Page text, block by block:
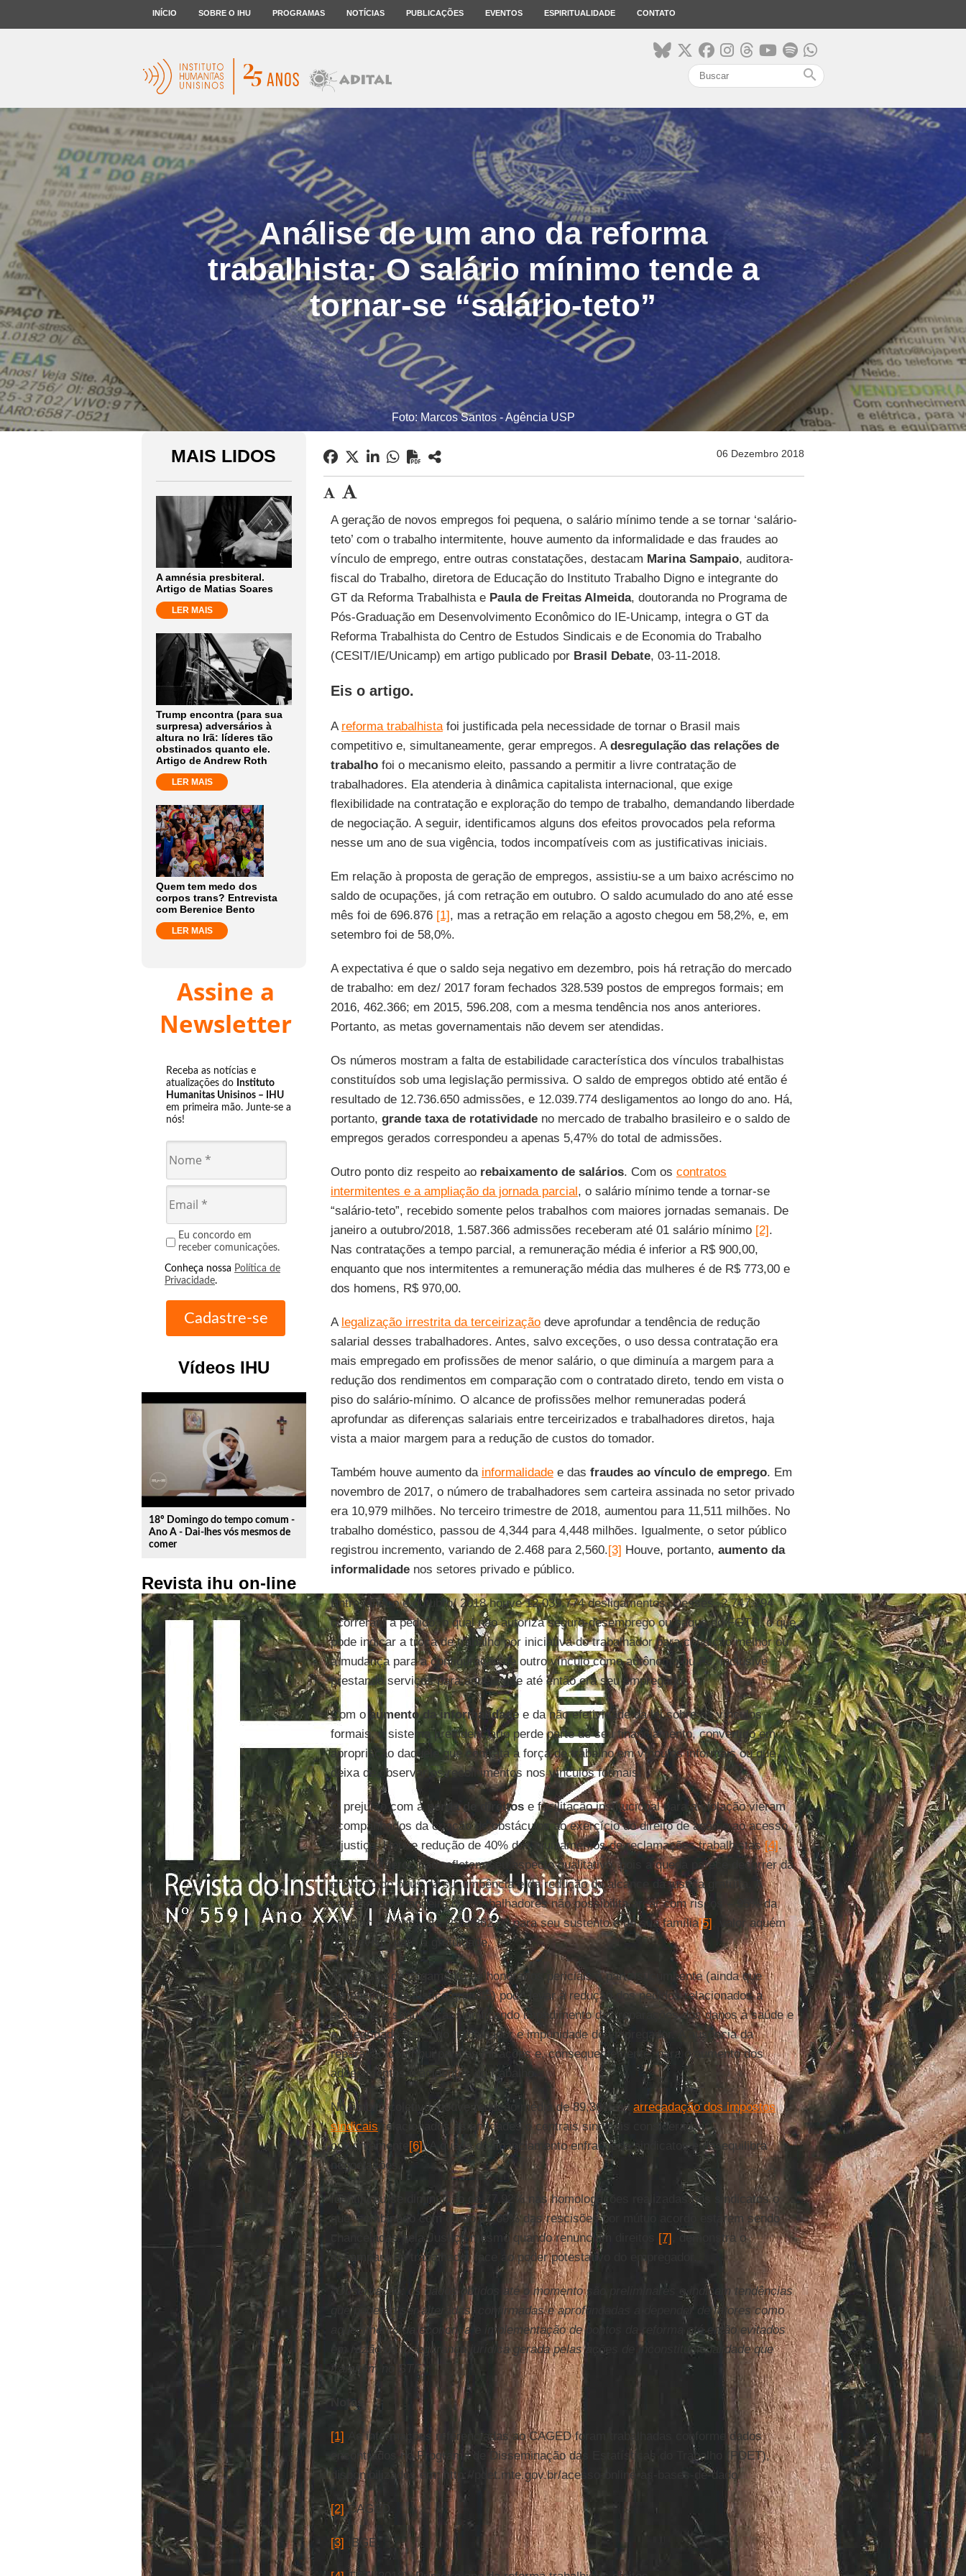
INÍCIO SOBRE O IHU PROGRAMAS NOTÍCIAS PUBLICAÇÕES EVENTOS ESPIRITUALIDADE CONTATO
search
Análise de um ano da reforma
trabalhista: O salário mínimo tende a
tornar-se “salário-teto”
Foto: Marcos Santos - Agência USP
MAIS LIDOS
A amnésia presbiteral.
Artigo de Matias Soares
LER MAIS
Trump encontra (para sua
surpresa) adversários à
altura no Irã: líderes tão
obstinados quanto ele.
Artigo de Andrew Roth
LER MAIS
Quem tem medo dos
corpos trans? Entrevista
com Berenice Bento
LER MAIS
Assine a
Newsletter
Receba as notícias e
atualizações do Instituto
Humanitas Unisinos – IHU
em primeira mão. Junte-se a
nós!
Eu concordo em
receber comunicações.
Conheça nossa Política de
Privacidade.
Vídeos IHU
play_circle_outline
18º Domingo do tempo comum -
Ano A - Dai-lhes vós mesmos de
comer
Revista ihu on-line
06 Dezembro 2018
A geração de novos empregos foi pequena, o salário mínimo tende a se tornar ‘salário-
teto’ com o trabalho intermitente, houve aumento da informalidade e das fraudes ao
vínculo de emprego, entre outras constatações, destacam Marina Sampaio, auditora-
fiscal do Trabalho, diretora de Educação do Instituto Trabalho Digno e integrante do
GT da Reforma Trabalhista e Paula de Freitas Almeida, doutoranda no Programa de
Pós-Graduação em Desenvolvimento Econômico do IE-Unicamp, integra o GT da
Reforma Trabalhista do Centro de Estudos Sindicais e de Economia do Trabalho
(CESIT/IE/Unicamp) em artigo publicado por Brasil Debate, 03-11-2018.
Eis o artigo.
A reforma trabalhistafoi justificada pela necessidade de tornar o Brasil mais
competitivo e, simultaneamente, gerar empregos. Adesregulação das relações de
trabalhofoi o mecanismo eleito, passando a permitir a livre contratação de
trabalhadores. Ela atenderia à dinâmica capitalista internacional, que exige
flexibilidade na contratação e exploração do tempo de trabalho, demandando liberdade
de negociação. A seguir, identificamos alguns dos efeitos provocados pela reforma
nesse um ano de sua vigência, todos incompatíveis com as justificativas iniciais.
Em relação à proposta de geração de empregos, assistiu-se a um baixo acréscimo no
saldo de ocupações, já com retração em outubro. O saldo acumulado do ano até esse
mês foi de 696.876 [1], mas a retração em relação a agosto chegou em 58,2%, e, em
setembro foi de 58,0%.
A expectativa é que o saldo seja negativo em dezembro, pois há retração do mercado
de trabalho: em dez/ 2017 foram fechados 328.539 postos de empregos formais; em
2016, 462.366; em 2015, 596.208, com a mesma tendência nos anos anteriores.
Portanto, as metas governamentais não devem ser atendidas.
Os números mostram a falta de estabilidade característica dos vínculos trabalhistas
constituídos sob uma legislação permissiva. O saldo de empregos obtido até então é
resultado de 12.736.650 admissões, e 12.039.774 desligamentos ao longo do ano. Há,
portanto, grande taxa de rotatividadeno mercado de trabalho brasileiro e o saldo de
empregos gerados correspondeu a apenas 5,47% do total de admissões.
Outro ponto diz respeito ao rebaixamento de salários. Com os contratos
intermitentes e a ampliação da jornada parcial, o salário mínimo tende a tornar-se
“salário-teto”, recebido somente pelos trabalhos com maiores jornadas semanais. De
janeiro a outubro/2018, 1.587.366 admissões receberam até 01 salário mínimo [2].
Nas contratações a tempo parcial, a remuneração média é inferior a R$ 900,00,
enquanto que nos intermitentes a remuneração média das mulheres é de R$ 773,00 e
dos homens, R$ 970,00.
A legalização irrestrita da terceirizaçãodeve aprofundar a tendência de redução
salarial desses trabalhadores. Antes, salvo exceções, o uso dessa contratação era
mais empregado em profissões de menor salário, o que diminuía a margem para a
redução dos rendimentos em comparação com o contratado direto, tendo em vista o
piso do salário-mínimo. O alcance de profissões melhor remuneradas poderá
aprofundar as diferenças salariais entre terceirizados e trabalhadores diretos, haja
vista a maior margem para a redução de custos do tomador.
Também houve aumento da informalidadee das fraudes ao vínculo de emprego. Em
novembro de 2017, o número de trabalhadores sem carteira assinada no setor privado
era 10,979 milhões. No terceiro trimestre de 2018, aumentou para 11,511 milhões. No
trabalho doméstico, passou de 4,344 para 4,448 milhões. Igualmente, o setor público
registrou incremento, variando de 2.468 para 2,560.[3] Houve, portanto, aumento da
informalidadenos setores privado e público.
Entre janeiro e outubro/ 2018 houve 12.039.774 desligamentos. Desses, 2.747.294
ocorreram a pedido, o qual não autoriza seguro-desemprego ou saque do FGTS, o que
pode indicar a troca de trabalho por iniciativa do trabalhador para condição melhor ou
a mudança para a configuração de outro vínculo como autônomo ou PJ, inclusive
prestando serviços para aquele que até então era seu empregador.
Com oaumento da informalidadee da não efetividade da lei sobre os vínculos
formais, o sistema previdenciário perde parte de seu financiamento, convertido em
apropriação daquele que contrata a força de trabalho em vínculos informais ou que
deixa de observar os recolhimentos nos vínculos formais.
O prejuízo com a perda de direitose facilitação institucional para a violação vieram
acompanhados da criação de obstáculos ao exercício do direito de ação e ao acesso
à justiça. Houve redução de 40% dos ajuizamentos de reclamações trabalhistas[4].
Esses números não refletem seu aspecto qualitativo, pois a queda parece decorrer da
previsão do ônus da sucumbência e da redução do alcance da justiça gratuita. A
capacidade financeira dos trabalhadores não possibilita arcar com riscos – 95% da
população ganha até R$ 2.862,00 para seu sustento e de sua família[5] , valor aquém
do previsto para a gratuidade.
A previsão de pagamento de honorários periciais à parte sucumbente (ainda que
beneficiária da justiça gratuita) pode levar à redução dos pedidos relacionados a
medicina e segurança, significando impedimento das reparações dos danos à saúde e
à integridade física do trabalhador e impunidade do empregador. A ausência da
reparação contribui para as infrações e, consequentemente, para o aumento dos
adoecimentos e acidentes do trabalho.
No âmbito coletivo, houve redução média de 89,36% da arrecadação dos impostos
sindicais relacionados às entidades e centrais sindicais consideradas
conjuntamente [6]. A queda do financiamento enfraquece sindicatos e desequilibra
negociações.
Identificou-se diminuição de 77,92% nas homologações realizadas nos sindicatos o
que, combinado com o fato de 69% das rescisões por mútuo acordo estarem sendo
chanceladas pela Justiça mesmo quando renunciam direitos [7] , demonstra o
desamparo do trabalhador face ao poder potestativo do empregador.
*Observação: os dados obtidos até o momento são preliminares e indicam tendências
que poderão ser alteradas, confirmadas e aprofundadas a depender de fatores como
aquecimento da economia e implementação de pontos da reforma até então evitados
em razão da insegurança jurídica gerada pelas ações de inconstitucionalidade que
tramitam no STF.
Notas
[1] As informações referenciadas ao CAGED foram trabalhadas conforme dados
encontrados no Programa de Disseminação das Estatísticas do Trabalho (PDET),
disponibilizados em: http://pdet.mte.gov.br/acesso-online-as-bases-de-dado
[2] CAGED.
[3] IBGE.